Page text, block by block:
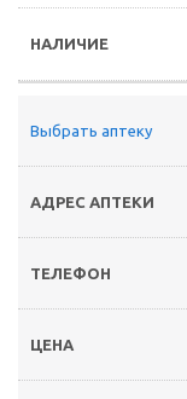
Выбрать аптеку